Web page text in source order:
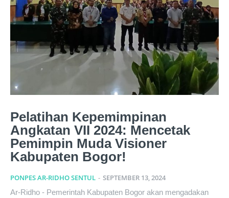
Pelatihan Kepemimpinan
Angkatan VII 2024: Mencetak
Pemimpin Muda Visioner
Kabupaten Bogor!
PONPES AR-RIDHO SENTUL - SEPTEMBER 13, 2024
Ar-Ridho - Pemerintah Kabupaten Bogor akan mengadakan